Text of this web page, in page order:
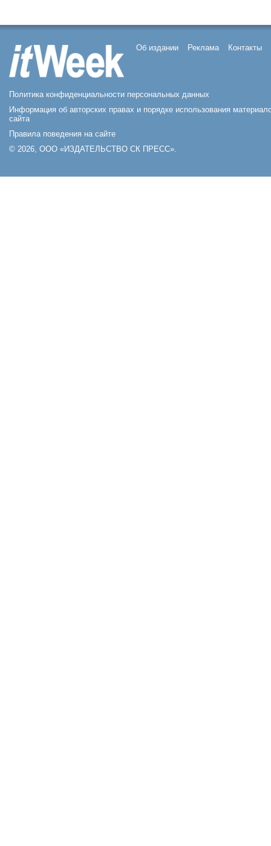
Об издании Реклама Контакты
Политика конфиденциальности персональных данных
Информация об авторских правах и порядке использования
сайта
Правила поведения на сайте
© 2026, ООО «ИЗДАТЕЛЬСТВО СК ПРЕСС».